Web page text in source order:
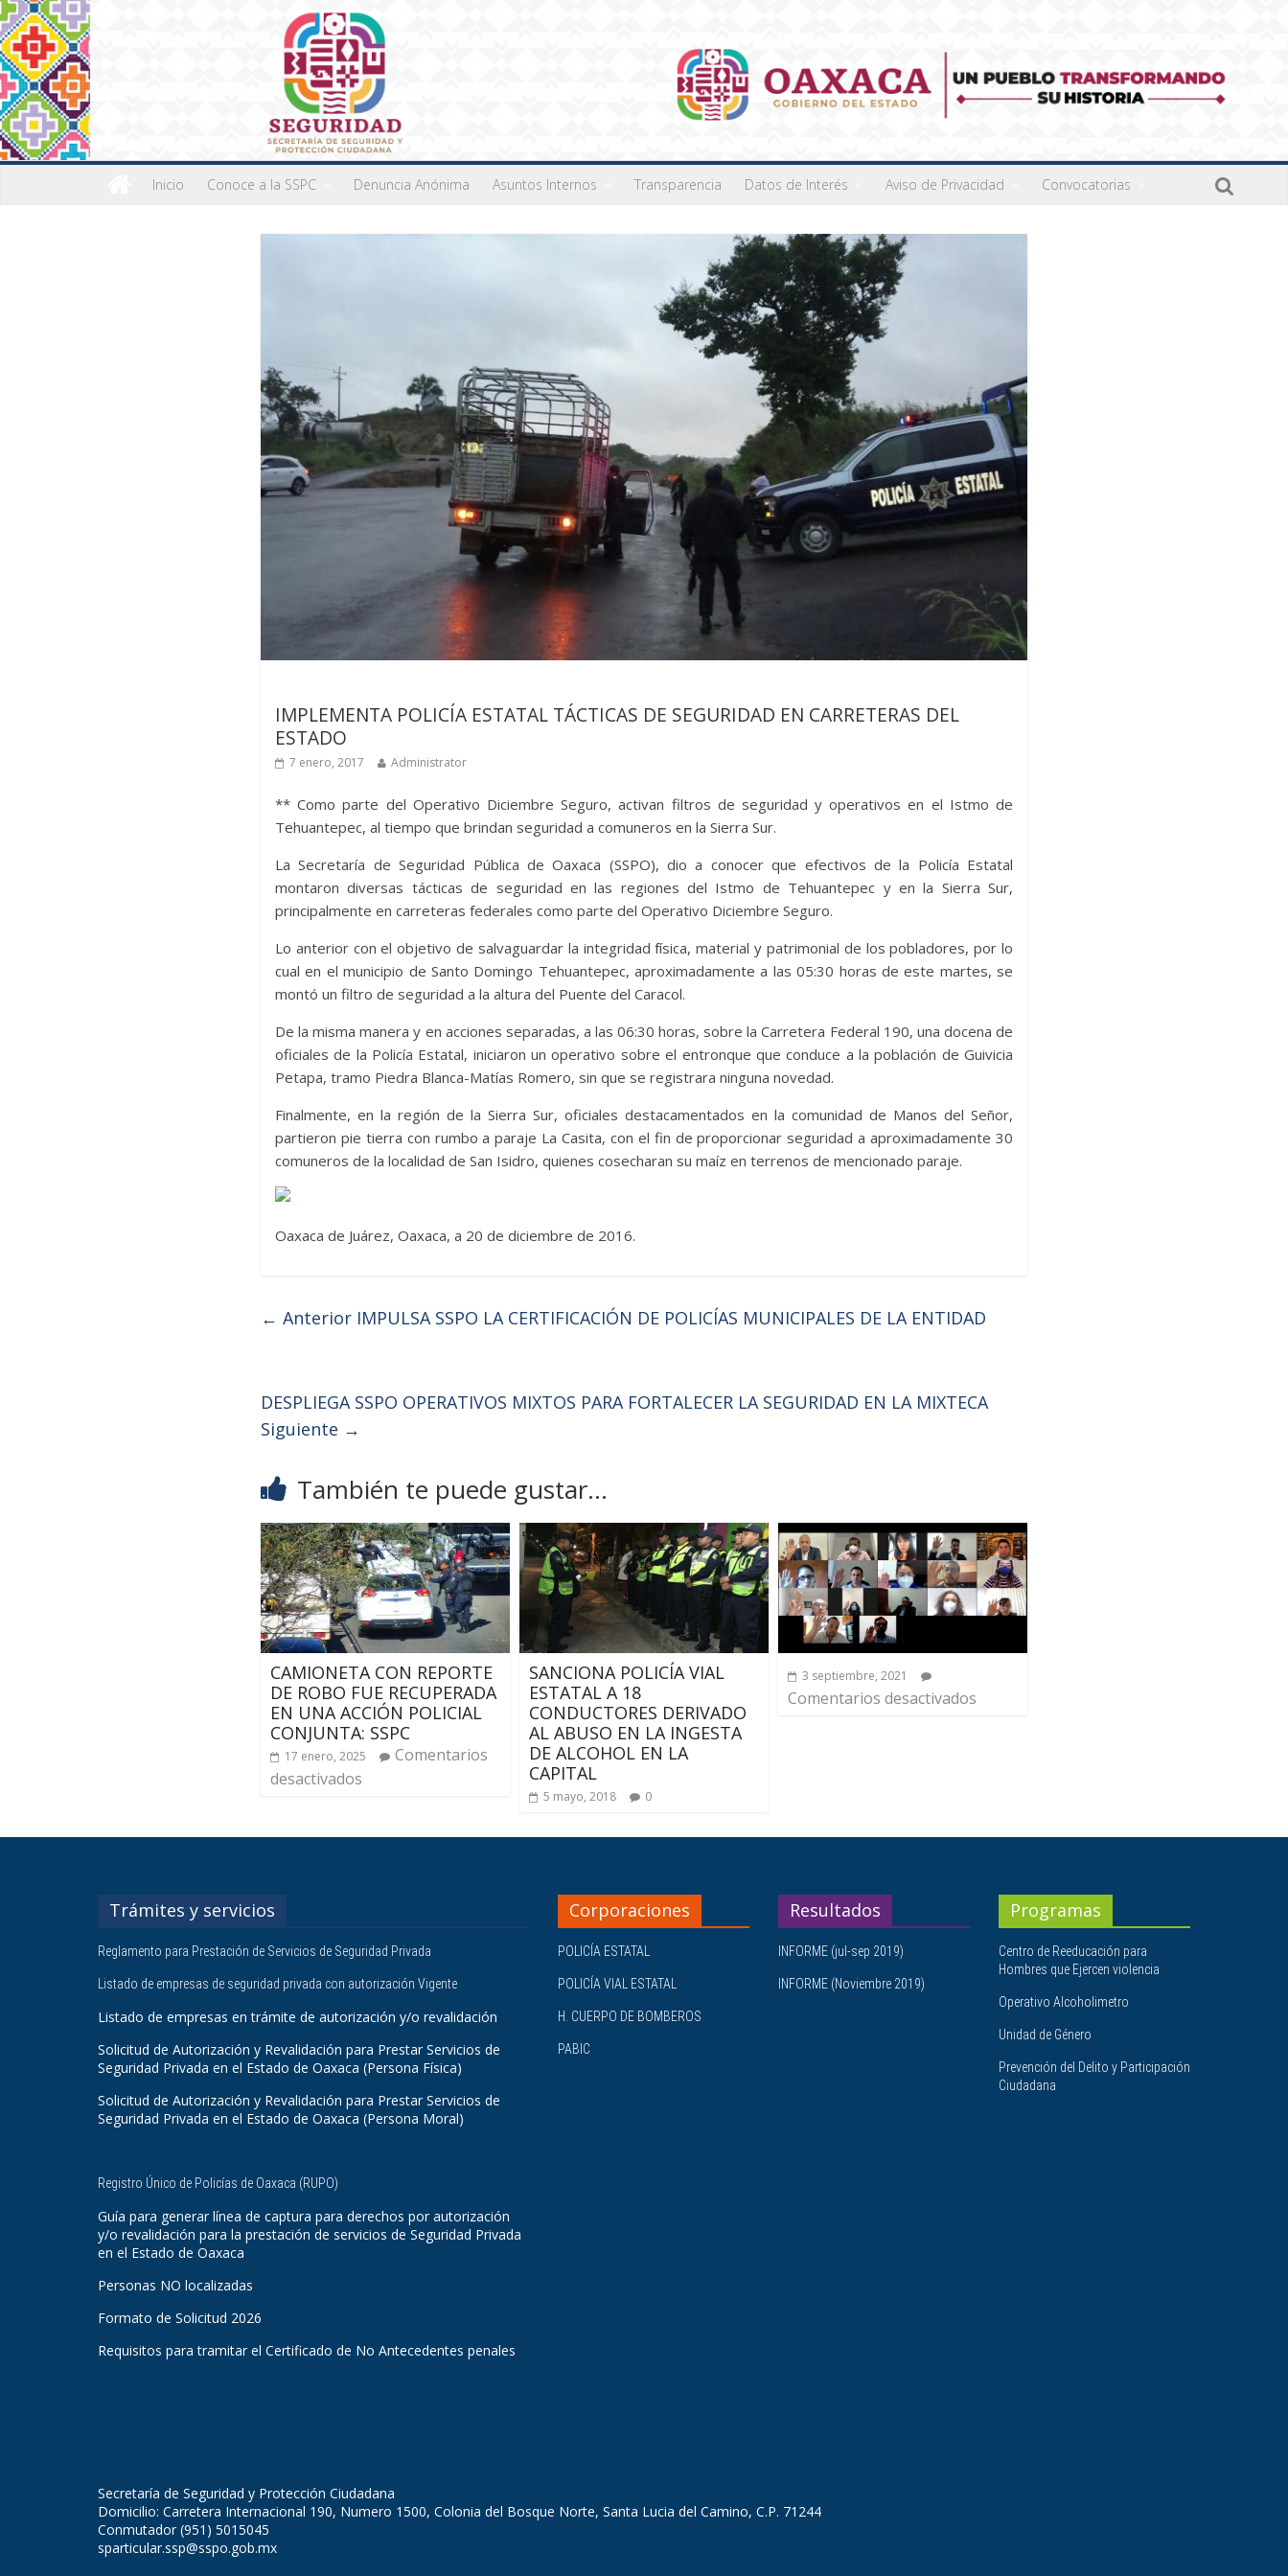
Inicio Conoce a la SSPC Denuncia Anónima Asuntos Internos Transparencia Datos de Interés Aviso de Privacidad Convocatorias
IMPLEMENTA POLICÍA ESTATAL TÁCTICAS DE SEGURIDAD EN CARRETERAS DEL
ESTADO
7 enero, 2017 Administrator
** Como parte del Operativo Diciembre Seguro, activan filtros de seguridad y operativos en el Istmo de
Tehuantepec, al tiempo que brindan seguridad a comuneros en la Sierra Sur.
La Secretaría de Seguridad Pública de Oaxaca (SSPO), dio a conocer que efectivos de la Policía Estatal
montaron diversas tácticas de seguridad en las regiones del Istmo de Tehuantepec y en la Sierra Sur,
principalmente en carreteras federales como parte del Operativo Diciembre Seguro.
Lo anterior con el objetivo de salvaguardar la integridad física, material y patrimonial de los pobladores, por lo
cual en el municipio de Santo Domingo Tehuantepec, aproximadamente a las 05:30 horas de este martes, se
montó un filtro de seguridad a la altura del Puente del Caracol.
De la misma manera y en acciones separadas, a las 06:30 horas, sobre la Carretera Federal 190, una docena de
oficiales de la Policía Estatal, iniciaron un operativo sobre el entronque que conduce a la población de Guivicia
Petapa, tramo Piedra Blanca-Matías Romero, sin que se registrara ninguna novedad.
Finalmente, en la región de la Sierra Sur, oficiales destacamentados en la comunidad de Manos del Señor,
partieron pie tierra con rumbo a paraje La Casita, con el fin de proporcionar seguridad a aproximadamente 30
comuneros de la localidad de San Isidro, quienes cosecharan su maíz en terrenos de mencionado paraje.
Oaxaca de Juárez, Oaxaca, a 20 de diciembre de 2016.
← Anterior IMPULSA SSPO LA CERTIFICACIÓN DE POLICÍAS MUNICIPALES DE LA ENTIDAD
DESPLIEGA SSPO OPERATIVOS MIXTOS PARA FORTALECER LA SEGURIDAD EN LA MIXTECA
Siguiente →
También te puede gustar...
CAMIONETA CON REPORTE
DE ROBO FUE RECUPERADA
EN UNA ACCIÓN POLICIAL
CONJUNTA: SSPC
17 enero, 2025
Comentarios
desactivados
SANCIONA POLICÍA VIAL
ESTATAL A 18
CONDUCTORES DERIVADO
AL ABUSO EN LA INGESTA
DE ALCOHOL EN LA
CAPITAL
5 mayo, 2018 0
3 septiembre, 2021
Comentarios desactivados
Trámites y servicios
Reglamento para Prestación de Servicios de Seguridad Privada
Listado de empresas de seguridad privada con autorización Vigente
Listado de empresas en trámite de autorización y/o revalidación
Solicitud de Autorización y Revalidación para Prestar Servicios de
Seguridad Privada en el Estado de Oaxaca (Persona Física)
Solicitud de Autorización y Revalidación para Prestar Servicios de
Seguridad Privada en el Estado de Oaxaca (Persona Moral)
Registro Único de Policías de Oaxaca (RUPO)
Guía para generar línea de captura para derechos por autorización
y/o revalidación para la prestación de servicios de Seguridad Privada
en el Estado de Oaxaca
Personas NO localizadas
Formato de Solicitud 2026
Requisitos para tramitar el Certificado de No Antecedentes penales
Corporaciones
POLICÍA ESTATAL
POLICÍA VIAL ESTATAL
H. CUERPO DE BOMBEROS
PABIC
Resultados
INFORME (jul-sep 2019)
INFORME (Noviembre 2019)
Programas
Centro de Reeducación para
Hombres que Ejercen violencia
Operativo Alcoholimetro
Unidad de Género
Prevención del Delito y Participación
Ciudadana
Secretaría de Seguridad y Protección Ciudadana
Domicilio: Carretera Internacional 190, Numero 1500, Colonia del Bosque Norte, Santa Lucia del Camino, C.P. 71244
Conmutador (951) 5015045
sparticular.ssp@sspo.gob.mx